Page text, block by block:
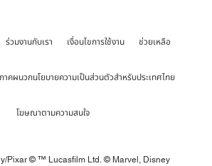
ร่วมงานกับเรา เงื่อนไขการใช้งาน ช่วยเหลือ
ภาคผนวกนโยบายความเป็นส่วนตัวสำหรับประเทศไทย
โฆษณาตามความสนใจ
Pixar © ™ Lucasfilm Ltd. © Marvel, Disney